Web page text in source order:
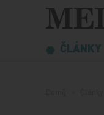
Přeskočit na obsah
ČLÁNKY